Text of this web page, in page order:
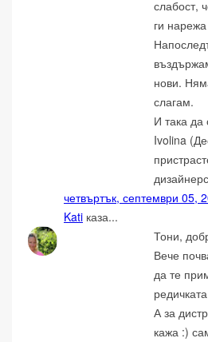
слабост,
ги
нови.
слагам.
И така да
Ivolina
четвъртък, септември 05,
Kati каза...
Тони,
Вече
да те
А за
кажа :)